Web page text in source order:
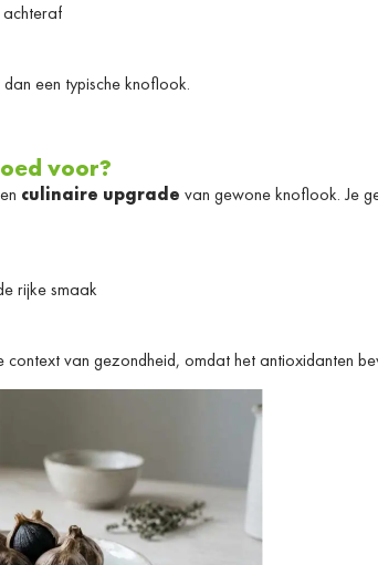
een typische knoflook.
voor?
culinaire upgrade van gewone knoflook. Je
rijke smaak
van gezondheid, omdat het antioxidanten